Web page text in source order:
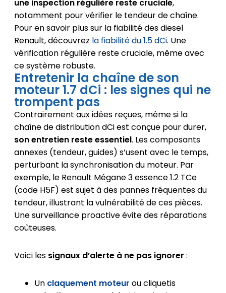
une inspection régulière reste cruciale,
notamment pour vérifier le tendeur de chaîne.
Pour en savoir plus sur la fiabilité des diesel
Renault, découvrez la fiabilité du 1.5 dCi. Une
vérification régulière reste cruciale, même avec
ce système robuste.
Entretenir la chaîne de son
moteur 1.7 dCi : les signes qui ne
trompent pas
Contrairement aux idées reçues, même si la
chaîne de distribution dCi est conçue pour durer,
son entretien reste essentiel. Les composants
annexes (tendeur, guides) s’usent avec le temps,
perturbant la synchronisation du moteur. Par
exemple, le Renault Mégane 3 essence 1.2 TCe
(code H5F) est sujet à des pannes fréquentes du
tendeur, illustrant la vulnérabilité de ces pièces.
Une surveillance proactive évite des réparations
coûteuses.
Voici les signaux d’alerte à ne pas ignorer :
Un claquement moteur ou cliquetis